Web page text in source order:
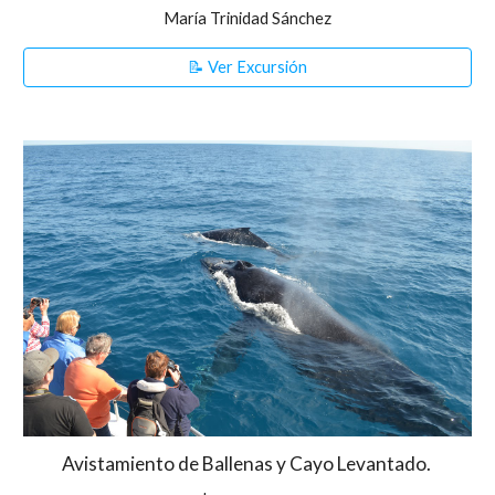
María Trinidad Sánchez
📝 Ver Excursión
Avistamiento de Ballenas y Cayo Levantado.